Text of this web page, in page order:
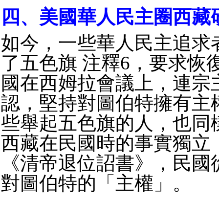
四、美國華人民主圈西藏
如今，一些華人民主追求
了五色旗 注釋6，要求恢
國在西姆拉會議上，連宗
認，堅持對圖伯特擁有主
些舉起五色旗的人，也同
西藏在民國時的事實獨立
《清帝退位詔書》，民
對圖伯特的「主權」。